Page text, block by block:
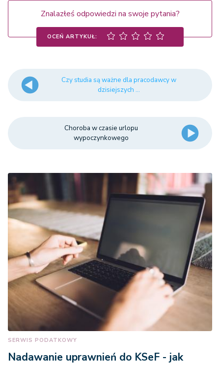
Znalazłeś odpowiedzi na swoje pytania?
OCEŃ ARTYKUŁ:
Czy studia są ważne dla pracodawcy w
dzisiejszych ...
Choroba w czasie urlopu
wypoczynkowego
SERWIS PODATKOWY
Nadawanie uprawnień do KSeF - jak